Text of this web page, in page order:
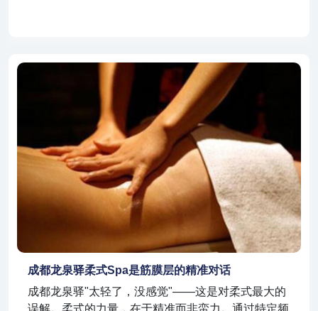
成都龙泉驿柔式spa是筋膜层的精准对话
成都龙泉驿"太轻了，没感觉"——这是对柔式最大的
误解。柔式的力量，在于精准而非蛮力。通过特定频